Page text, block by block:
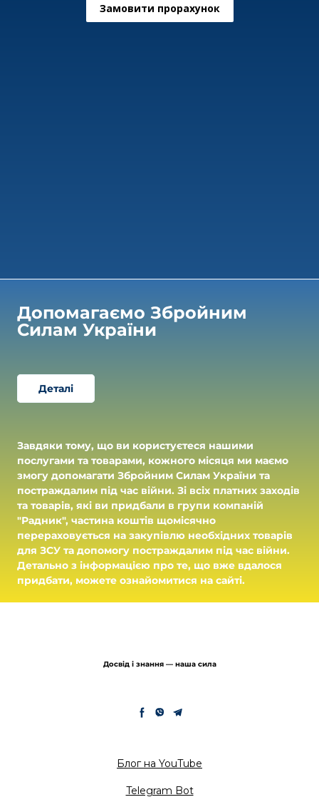
Замовити прорахунок
Допомагаємо Збройним
Силам України
Деталі
Завдяки тому, що ви користуєтеся нашими
послугами та товарами, кожного місяця ми маємо
змогу допомагати Збройним Силам України та
постраждалим під час війни. Зі всіх платних заходів
та товарів, які ви придбали в групи компаній
"Радник", частина коштів щомісячно
перераховується на закупівлю необхідних товарів
для ЗСУ та допомогу постраждалим під час війни.
Детально з інформацією про те, що вже вдалося
придбати, можете ознайомитися на сайті.
Досвід і знання — наша сила
Блог на YouTube
Telegram Bot